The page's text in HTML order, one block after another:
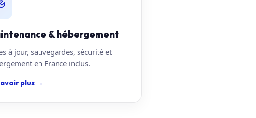
& hébergement
à jour, sauvegardes, sécurité et
en France inclus.
plus →